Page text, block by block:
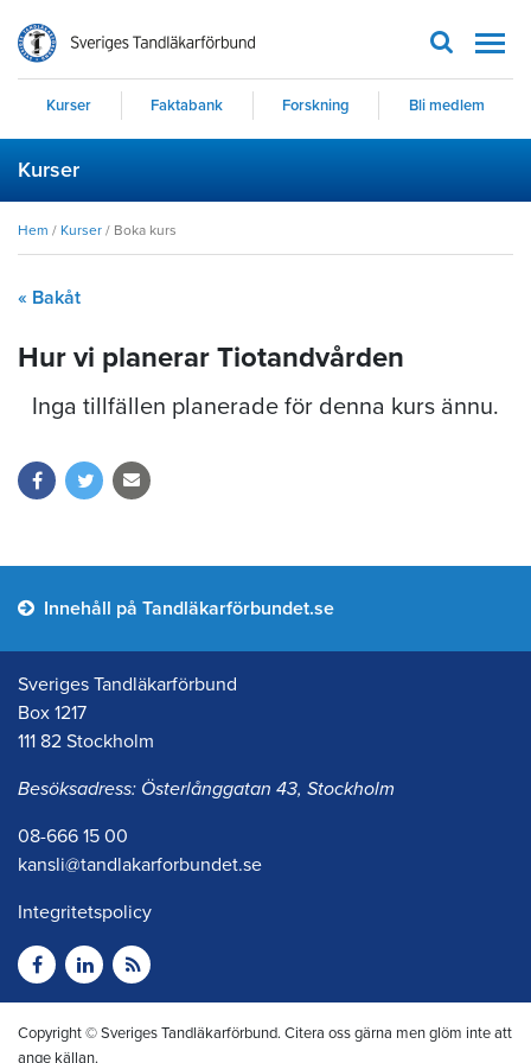
Kurser Faktabank Forskning Bli medlem
Kurser
Hem / Kurser / Boka kurs
« Bakåt
Hur vi planerar Tiotandvården
Inga tillfällen planerade för denna kurs ännu.
Innehåll på Tandläkarförbundet.se
Sveriges Tandläkarförbund
Box 1217
111 82 Stockholm
Besöksadress: Österlånggatan 43, Stockholm
08-666 15 00
kansli@tandlakarforbundet.se
Integritetspolicy
Copyright © Sveriges Tandläkarförbund. Citera oss gärna men glöm inte att
ange källan.